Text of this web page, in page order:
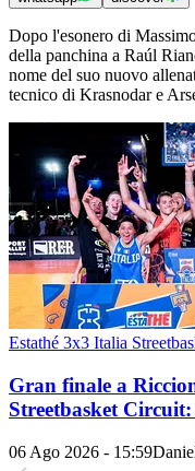
Dopo l'esonero di
della panchina a Raúl
nome del suo nuovo
tecnico di Krasnodar e
Estathé 3x3 Italia
Gran finale a
Streetbasket
06 Ago 2026 - 15:59